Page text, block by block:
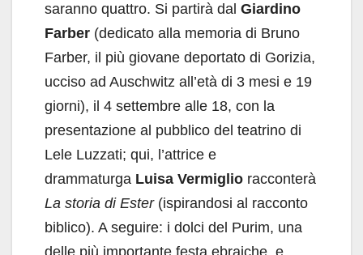
saranno quattro. Si partirà dal Giardino
Farber (dedicato alla memoria di Bruno
Farber, il più giovane deportato di Gorizia,
ucciso ad Auschwitz all’età di 3 mesi e 19
giorni), il 4 settembre alle 18, con la
presentazione al pubblico del teatrino di
Lele Luzzati; qui, l’attrice e
drammaturga Luisa Vermiglio racconterà
La storia di Ester(ispirandosi al racconto
biblico). A seguire: i dolci del Purim, una